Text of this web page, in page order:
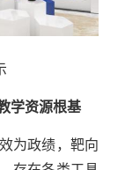
学资源根基
为政绩，靶向